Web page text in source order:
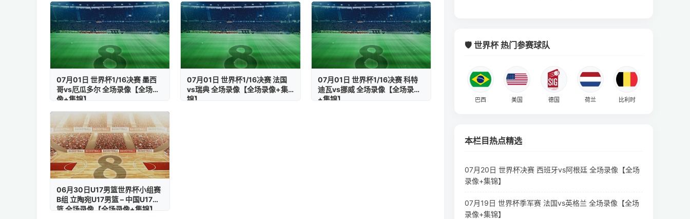
07月01日 世界杯1/16决赛 墨西
哥vs厄瓜多尔 全场录像【全场录
像+集锦】
07月01日 世界杯1/16决赛 法国
vs瑞典 全场录像【全场录像+集
锦】
07月01日 世界杯1/16决赛 科特
迪瓦vs挪威 全场录像【全场录像
+集锦】
06月30日U17男篮世界杯小组赛
B组 立陶宛U17男篮 – 中国U17男
篮 全场录像【全场录像+集锦】
🛡️ 世界杯 热门参赛球队
巴西 美国 德国 荷兰 比利时
本栏目热点精选
07月20日 世界杯决赛 西班牙vs阿根廷 全场录像【全场
录像+集锦】
07月19日 世界杯季军赛 法国vs英格兰 全场录像【全场
录像+集锦】